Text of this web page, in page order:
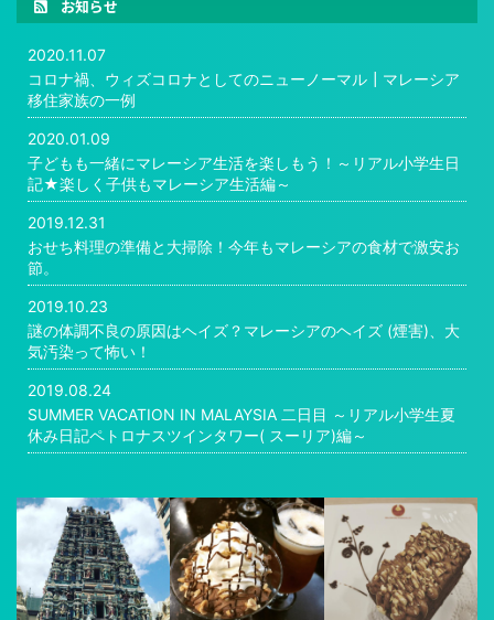
お知らせ
2020.11.07
コロナ禍、ウィズコロナとしてのニューノーマル┃マレーシア
移住家族の一例
2020.01.09
子どもも一緒にマレーシア生活を楽しもう！～リアル小学生日
記★楽しく子供もマレーシア生活編～
2019.12.31
おせち料理の準備と大掃除！今年もマレーシアの食材で激安お
節。
2019.10.23
謎の体調不良の原因はヘイズ？マレーシアのヘイズ (煙害)、大
気汚染って怖い！
2019.08.24
SUMMER VACATION IN MALAYSIA 二日目 ～リアル小学生夏
休み日記ペトロナスツインタワー( スーリア)編～